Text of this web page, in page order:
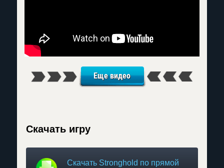
Еще видео
Скачать игру
Скачать Stronghold по прямой